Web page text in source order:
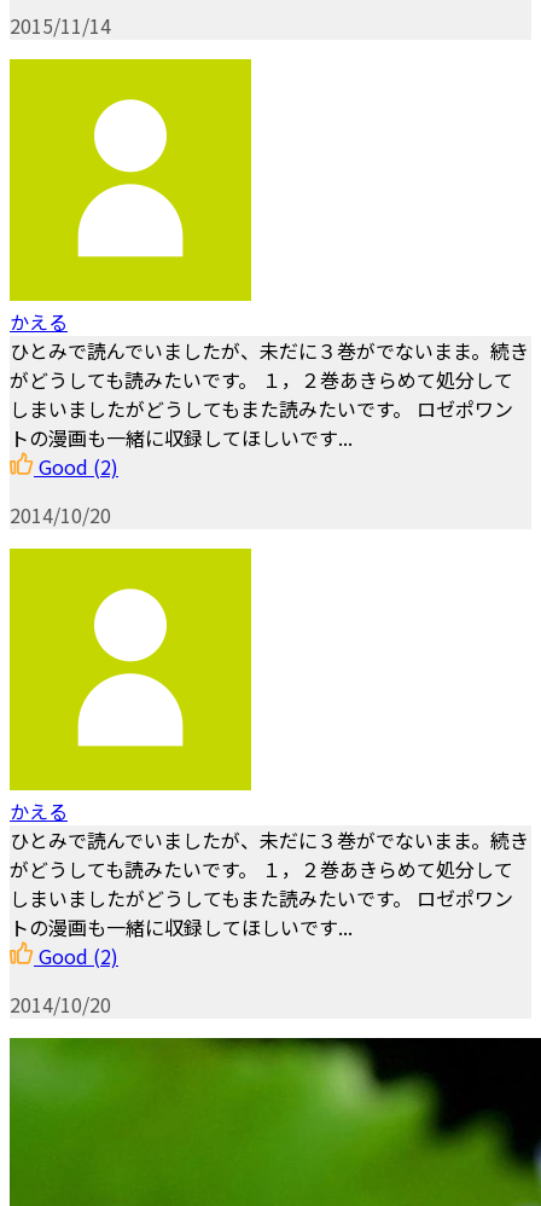
2015/11/14
かえる
ひとみで読んでいましたが、未だに３巻がでないまま。続き
がどうしても読みたいです。 １，２巻あきらめて処分して
しまいましたがどうしてもまた読みたいです。 ロゼポワン
トの漫画も一緒に収録してほしいです...
Good (2)
2014/10/20
かえる
ひとみで読んでいましたが、未だに３巻がでないまま。続き
がどうしても読みたいです。 １，２巻あきらめて処分して
しまいましたがどうしてもまた読みたいです。 ロゼポワン
トの漫画も一緒に収録してほしいです...
Good (2)
2014/10/20